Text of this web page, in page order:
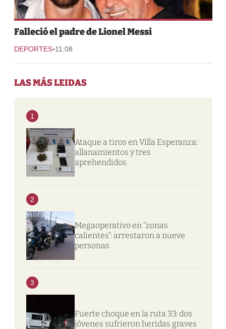
Falleció el padre de Lionel Messi
DEPORTES-11:08
LAS MÁS LEIDAS
1
Ataque a tiros en Villa Esperanza:
allanamientos y tres
aprehendidos
2
Megaoperativo en “zonas
calientes”: arrestaron a nueve
personas
3
Fuerte choque en la ruta 33: dos
jóvenes sufrieron heridas graves